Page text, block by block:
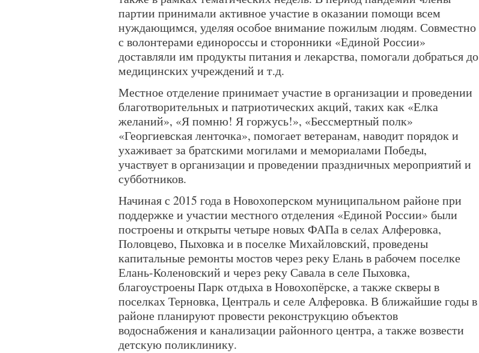
партии принимали активное участие в оказании помощи всем
нуждающимся, уделяя особое внимание пожилым людям. Совместно
с волонтерами единороссы и сторонники «Единой России»
доставляли им продукты питания и лекарства, помогали добраться до
медицинских учреждений и т.д.
Местное отделение принимает участие в организации и проведении
благотворительных и патриотических акций, таких как «Елка
желаний», «Я помню! Я горжусь!», «Бессмертный полк»
«Георгиевская ленточка», помогает ветеранам, наводит порядок и
ухаживает за братскими могилами и мемориалами Победы,
участвует в организации и проведении праздничных мероприятий и
субботников.
Начиная с 2015 года в Новохоперском муниципальном районе при
поддержке и участии местного отделения «Единой России» были
построены и открыты четыре новых ФАПа в селах Алферовка,
Половцево, Пыховка и в поселке Михайловский, проведены
капитальные ремонты мостов через реку Елань в рабочем поселке
Елань-Коленовский и через реку Савала в селе Пыховка,
благоустроены Парк отдыха в Новохопёрске, а также скверы в
поселках Терновка, Централь и селе Алферовка. В ближайшие годы в
районе планируют провести реконструкцию объектов
водоснабжения и канализации районного центра, а также возвести
детскую поликлинику.